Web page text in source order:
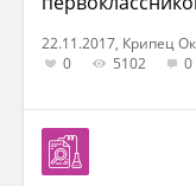
22.11.2017, Крипец
0
5102 0